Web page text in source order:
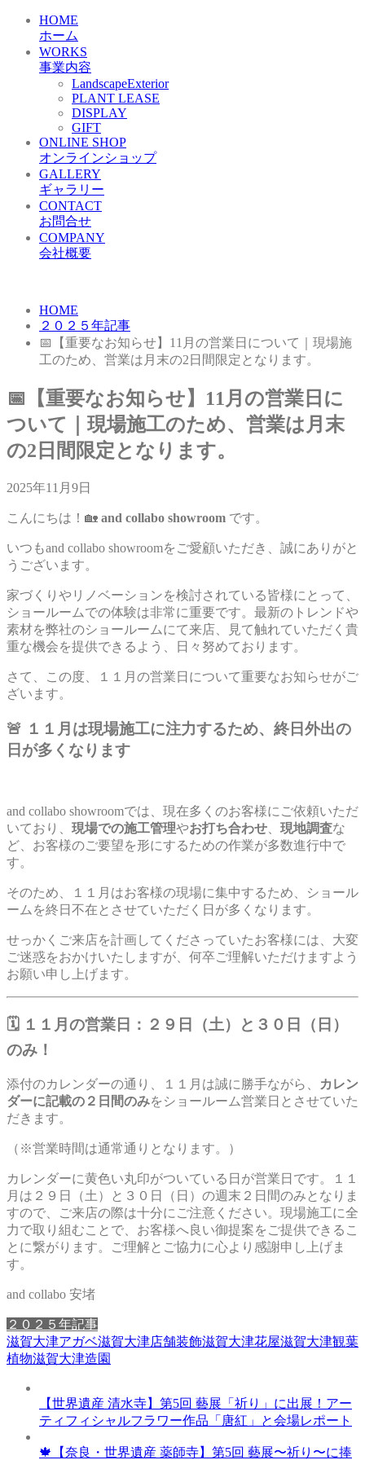
HOME
ホーム
WORKS
事業内容
LandscapeExterior
PLANT LEASE
DISPLAY
GIFT
ONLINE SHOP
オンラインショップ
GALLERY
ギャラリー
CONTACT
お問合せ
COMPANY
会社概要
HOME
２０２５年記事
📅【重要なお知らせ】11月の営業日について｜現場施
工のため、営業は月末の2日間限定となります。
📅【重要なお知らせ】11月の営業日に
ついて｜現場施工のため、営業は月末
の2日間限定となります。
2025年11月9日
こんにちは！🏡 and collabo showroom です。
いつもand collabo showroomをご愛顧いただき、誠にありがと
うございます。
家づくりやリノベーションを検討されている皆様にとって、
ショールームでの体験は非常に重要です。最新のトレンドや
素材を弊社のショールームにて来店、見て触れていただく貴
重な機会を提供できるよう、日々努めております。
さて、この度、１１月の営業日について重要なお知らせがご
ざいます。
🚨 １１月は現場施工に注力するため、 終日外出の
日が多くなります
and collabo showroomでは、現在多くのお客様にご依頼いただ
いており、 現場での施工管理やお打ち合わせ 現地調査な
ど、お客様のご要望を形にするための作業が多数進行中で
す。
そのため、１１月はお客様の現場に集中するため、ショール
ームを終日不在とさせていただく日が多くなります。
せっかくご来店を計画してくださっていたお客様には、大変
ご迷惑をおかけいたしますが、何卒ご理解いただけますよう
お願い申し上げます。
🗓️ １１月の営業日：２９日（土） と３０ 日（日）
のみ！
添付のカレンダーの通り、１１月は誠に勝手ながら、
カレン
ダーに記載の２日間のみをショールーム営業日とさせていた
だきます。
（※営業時間は通常通りとなります。）
カレンダーに黄色い丸印がついている日が営業日です。１１
月は２９日（土）と３０日（日）の週末２日間のみとなりま
すので、ご来店の際は十分にご注意ください。 現場施工に全
力で取り組むことで、お客様へ良い御提案をご提供できるこ
とに繋がります。ご理解とご協力に心より感謝申し上げま
す。
and collabo 安堵
２０２５年記事
滋賀大津アガベ滋賀大津店舗装飾滋賀大津花屋滋賀大津観葉
植物滋賀大津造園
【世界遺産 清水寺】第5回 藝展「祈り」に出展！アー
ティフィシャルフラワー作品「唐紅」と会場レポート
🍁【奈良・世界遺産 薬師寺】第5回 藝展〜祈り〜に捧